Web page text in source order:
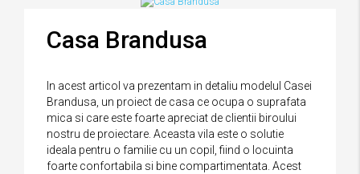
Casa Brandusa
In acest articol va prezentam in detaliu modelul Casei
Brandusa, un proiect de casa ce ocupa o suprafata
mica si care este foarte apreciat de clientii biroului
nostru de proiectare. Aceasta vila este o solutie
ideala pentru o familie cu un copil, fiind o locuinta
foarte confortabila si bine compartimentata. Acest